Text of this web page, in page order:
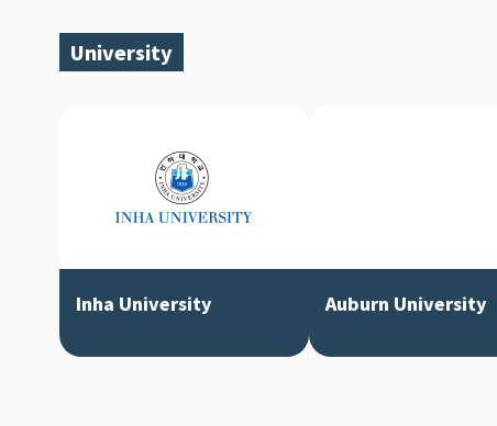
University
Inha University Auburn University